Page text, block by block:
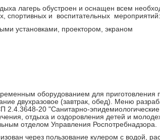
лагерь обустроен и оснащен всем
спортивных и воспитательных мероприятий:
установками, проектором, экраном
оборудованием для приготовления
двухразовое (завтрак, обед). Меню
2.4.3648-20 "Санитарно-
отдыха и оздоровления детей и
отделом Управления Роспотребнадзора.
через пользование кулером с водой,